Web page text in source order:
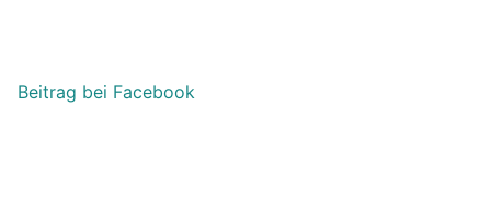
Beitrag bei Facebook